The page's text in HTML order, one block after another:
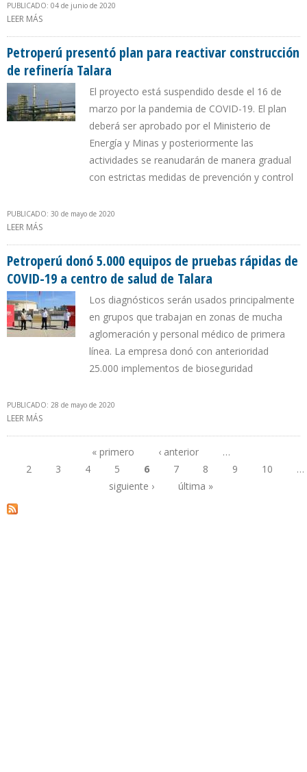
PUBLICADO: 04 de junio de 2020
LEER MÁS
Petroperú presentó plan para reactivar construcción
de refinería Talara
El proyecto está suspendido desde el 16 de
marzo por la pandemia de COVID-19. El plan
deberá ser aprobado por el Ministerio de
Energía y Minas y posteriormente las
actividades se reanudarán de manera gradual
con estrictas medidas de prevención y control
PUBLICADO: 30 de mayo de 2020
LEER MÁS
Petroperú donó 5.000 equipos de pruebas rápidas de
COVID-19 a centro de salud de Talara
Los diagnósticos serán usados principalmente
en grupos que trabajan en zonas de mucha
aglomeración y personal médico de primera
línea. La empresa donó con anterioridad
25.000 implementos de bioseguridad
PUBLICADO: 28 de mayo de 2020
LEER MÁS
Páginas
« primero ‹ anterior
…
2
3 4 5 6 7 8 9 10
…
siguiente ›
última »